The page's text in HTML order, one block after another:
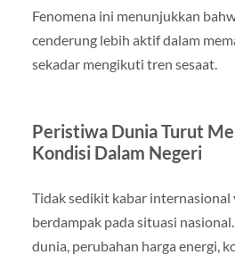
Fenomena ini menunjukkan
cenderung lebih aktif dalam
sekadar mengikuti tren sesaat.
Peristiwa Dunia Turut
Kondisi Dalam Negeri
Tidak sedikit kabar internasional
berdampak pada situasi
dunia, perubahan harga energi,